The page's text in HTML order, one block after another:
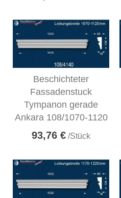
Beschichteter
Fassadenstuck
Tympanon gerade
Ankara 108/1070-1120
93,76 € /Stück